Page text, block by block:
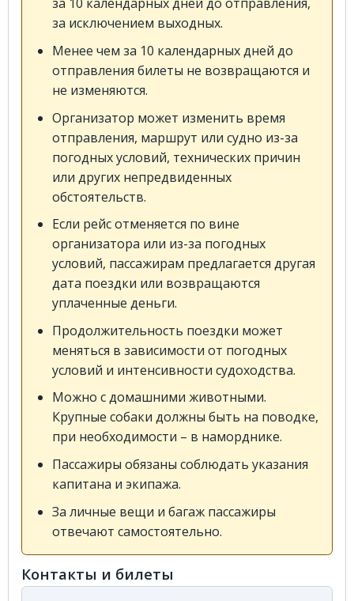
за 10 календарных дней до отправления,
за исключением выходных.
Менее чем за 10 календарных дней до
отправления билеты не возвращаются и
не изменяются.
Организатор может изменить время
отправления, маршрут или судно из-за
погодных условий, технических причин
или других непредвиденных
обстоятельств.
Если рейс отменяется по вине
организатора или из-за погодных
условий, пассажирам предлагается другая
дата поездки или возвращаются
уплаченные деньги.
Продолжительность поездки может
меняться в зависимости от погодных
условий и интенсивности судоходства.
Можно с домашними животными.
Крупные собаки должны быть на поводке,
при необходимости – в наморднике.
Пассажиры обязаны соблюдать указания
капитана и экипажа.
За личные вещи и багаж пассажиры
отвечают самостоятельно.
Контакты и билеты